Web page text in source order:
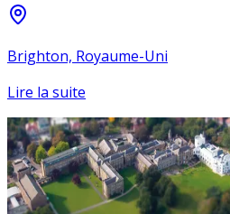
Brighton, Royaume-Uni
Lire la suite